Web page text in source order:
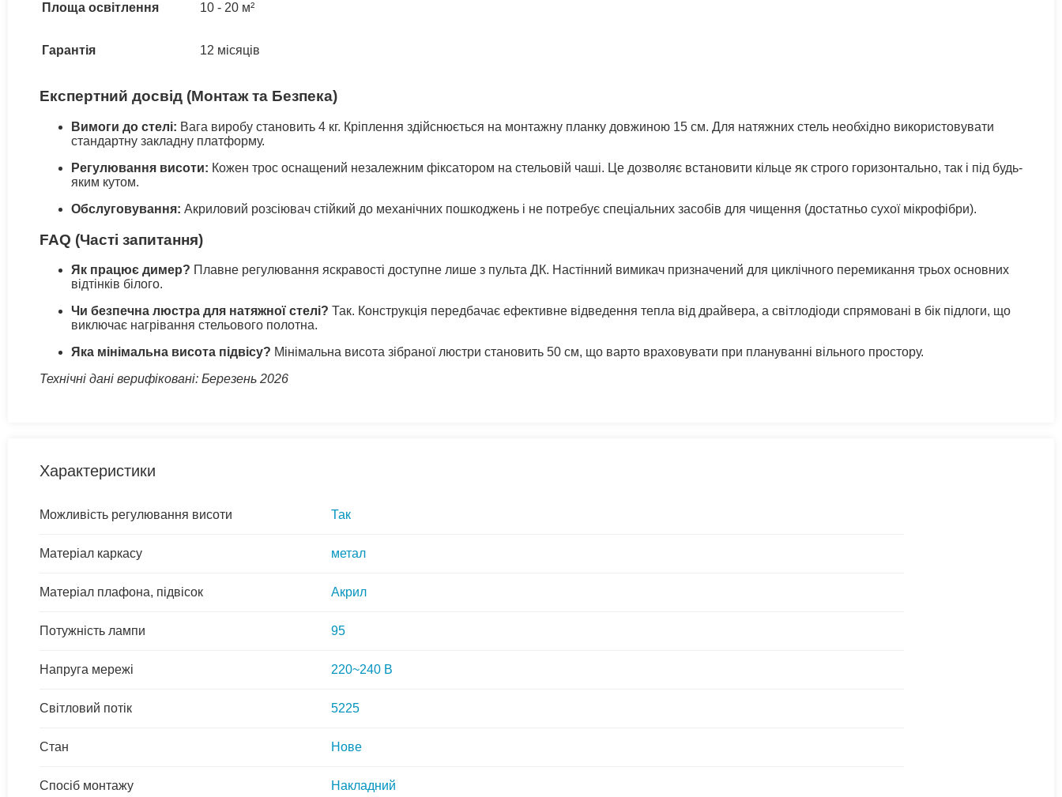
Площа освітлення 10 - 20 м²
Гарантія 12 місяців
Експертний досвід (Монтаж та Безпека)
Вимоги до стелі: Вага виробу становить 4 кг. Кріплення здійснюється на монтажну планку довжиною 15 см. Для натяжних стель необхідно використовувати
стандартну закладну платформу.
Регулювання висоти: Кожен трос оснащений незалежним фіксатором на стельовій чаші. Це дозволяє встановити кільце як строго горизонтально, так і під будь-
яким кутом.
Обслуговування: Акриловий розсіювач стійкий до механічних пошкоджень і не потребує спеціальних засобів для чищення (достатньо сухої мікрофібри).
FAQ (Часті запитання)
Як працює димер? Плавне регулювання яскравості доступне лише з пульта ДК. Настінний вимикач призначений для циклічного перемикання трьох основних
відтінків білого.
Чи безпечна люстра для натяжної стелі? Так. Конструкція передбачає ефективне відведення тепла від драйвера, а світлодіоди спрямовані в бік підлоги, що
виключає нагрівання стельового полотна.
Яка мінімальна висота підвісу? Мінімальна висота зібраної люстри становить 50 см, що варто враховувати при плануванні вільного простору.
Технічні дані верифіковані: Березень 2026
Характеристики
Можливість регулювання висоти Так
Матеріал каркасу метал
Матеріал плафона, підвісок Акрил
Потужність лампи 95
Напруга мережі 220~240 В
Світловий потік 5225
Стан Нове
Спосіб монтажу Накладний